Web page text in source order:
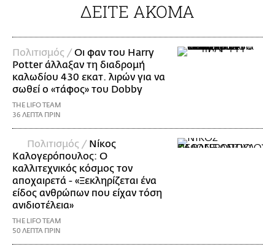
ΔΕΙΤΕ ΑΚΟΜΑ
Πολιτισμός /Οι φαν του Harry
Potter άλλαξαν τη διαδρομή
καλωδίου 430 εκατ. λιρών για να
σωθεί ο «τάφος» του Dobby
THE LIFO TEAM
36 ΛΕΠΤΑ ΠΡΙΝ
Πολιτισμός / Νίκος
Καλογερόπουλος: Ο
καλλιτεχνικός κόσμος τον
αποχαιρετά - «Ξεκληρίζεται ένα
είδος ανθρώπων που είχαν τόση
ανιδιοτέλεια»
THE LIFO TEAM
50 ΛΕΠΤΑ ΠΡΙΝ